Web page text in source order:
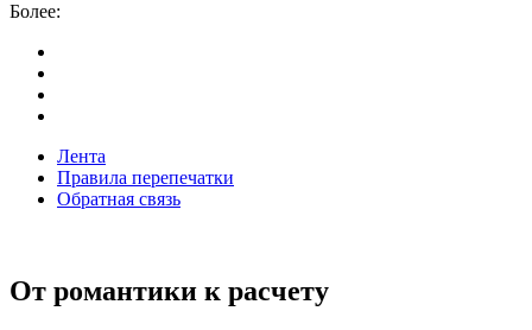
Более:
Лента
Правила перепечатки
Обратная связь
От романтики к расчету